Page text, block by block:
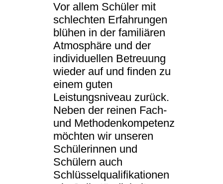
Vor allem Schüler mit
schlechten Erfahrungen
blühen in der familiären
Atmosphäre und der
individuellen Betreuung
wieder auf und finden zu
einem guten
Leistungsniveau zurück.
Neben der reinen Fach-
und Methodenkompetenz
möchten wir unseren
Schülerinnen und
Schülern auch
Schlüsselqualifikationen